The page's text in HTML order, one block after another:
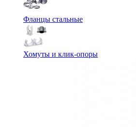
Фланцы стальные
Хомуты и клик-опоры